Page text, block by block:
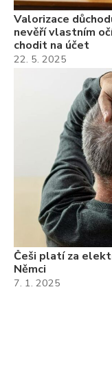
Valorizace
nevěří vlastním
chodit na účet
22. 5. 2025
Češi platí za
Němci
7. 1. 2025